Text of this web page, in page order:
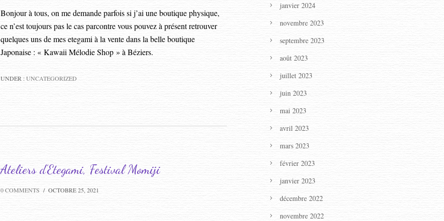
Bonjour à tous, on me demande parfois si j’ai une boutique physique,
ce n’est toujours pas le cas parcontre vous pouvez à présent retrouver
quelques uns de mes etegami à la vente dans la belle boutique
Japonaise : « Kawaii Mélodie Shop » à Béziers.
UNDER :UNCATEGORIZED
Ateliers d’Etegami, Festival Momiji
0 COMMENTS / OCTOBRE 25, 2021
janvier 2024
novembre 2023
septembre 2023
août 2023
juillet 2023
juin 2023
mai 2023
avril 2023
mars 2023
février 2023
janvier 2023
décembre 2022
novembre 2022